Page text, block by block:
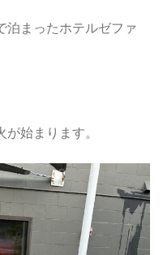
泊まったホテルゼファ
始まります。